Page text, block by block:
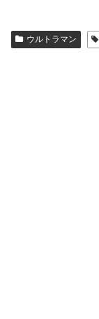
ウルトラマン